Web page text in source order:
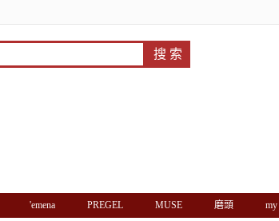
'emena PREGEL MUSE 磨頭 my